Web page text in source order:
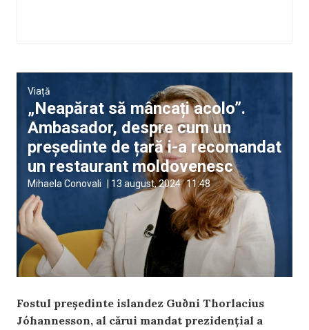
Viață
„Neapărat să mâncați acolo”.
Ambasador, despre cum un
președinte de țară i-a recomandat
un restaurant moldovenesc
Mihaela Conovali 13 august, 2024 11:48
Fostul președinte islandez Guðni Thorlacius
Jóhannesson, al cărui mandat prezidențial a